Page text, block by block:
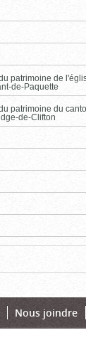
patrimoine de
de-Paquette
patrimoine du
de-Clifton
Nous joindre